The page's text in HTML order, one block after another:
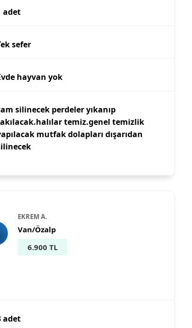
adet
sefer
hayvan yok
silinecek perdeler yıkanıp
temiz.genel temizlik
mutfak dolapları dışarıdan
EKREM A.
Van/Özalp
6.900 TL
adet